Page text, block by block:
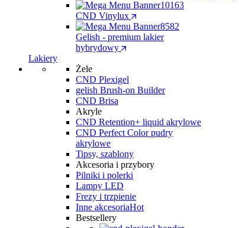
CND Vinylux
Gelish - premium lakier
hybrydowy
Lakiery
Żele
CND Plexigel
gelish Brush-on Builder
CND Brisa
Akryle
CND Retention+ liquid akrylowe
CND Perfect Color pudry
akrylowe
Tipsy, szablony
Akcesoria i przybory
Pilniki i polerki
Lampy LED
Frezy i trzpienie
Inne akcesoriaHot
Bestsellery